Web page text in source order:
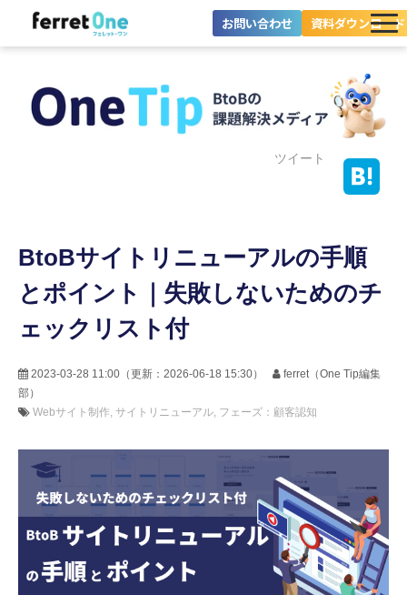
お問い合わせ 資料ダウンロード
ツール・機能一覧
料金プラン
セミナー
お役立ち情報
ツイート
BtoBサイトリニューアルの手順
とポイント｜失敗しないためのチ
ェックリスト付
2023-03-28 11:00 （更新： 2026-06-18 15:30）
ferret（One Tip編集
部）
Webサイト制作 サイトリニューアル フェーズ：顧客認知